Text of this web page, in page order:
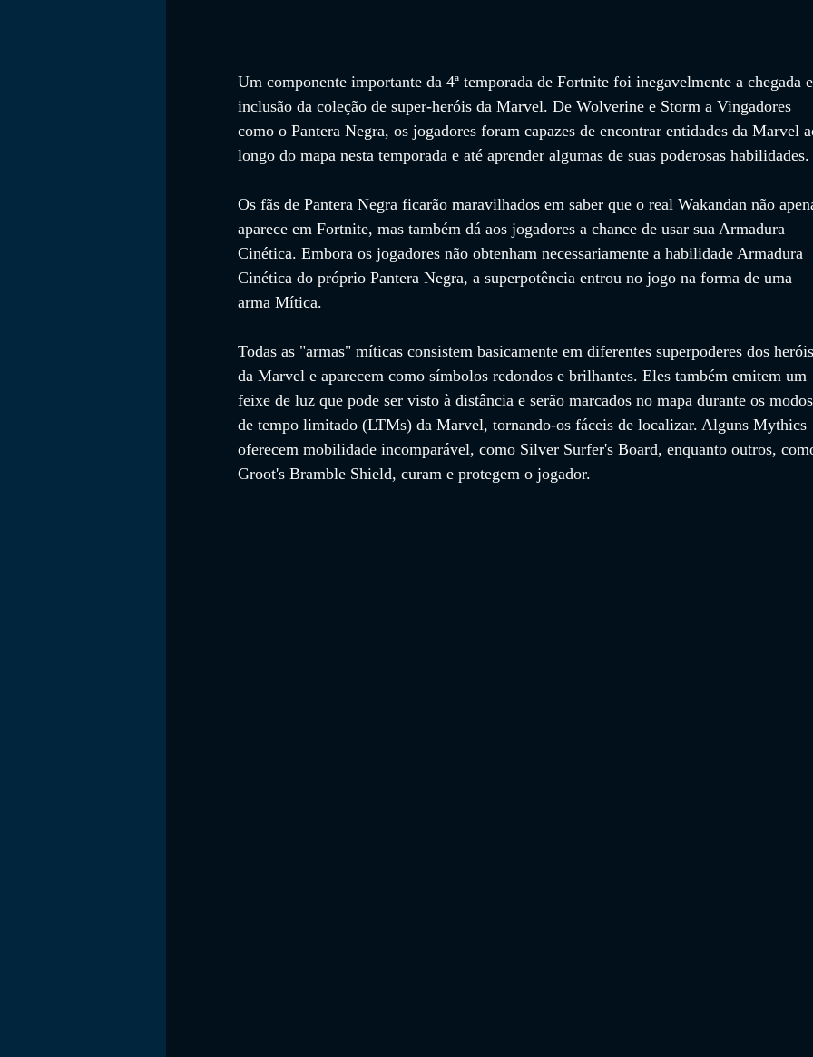
Um componente importante da 4ª temporada de Fortnite foi inegavelmente a chegada
inclusão da coleção de super-heróis da Marvel. De Wolverine e Storm a Vingadores
como o Pantera Negra, os jogadores foram capazes de encontrar entidades da Marvel
longo do mapa nesta temporada e até aprender algumas de suas poderosas habilidades.
Os fãs de Pantera Negra ficarão maravilhados em saber que o real Wakandan não
aparece em Fortnite, mas também dá aos jogadores a chance de usar sua Armadura
Cinética. Embora os jogadores não obtenham necessariamente a habilidade Armadura
Cinética do próprio Pantera Negra, a superpotência entrou no jogo na forma de uma
arma Mítica.
Todas as "armas" míticas consistem basicamente em diferentes superpoderes dos
da Marvel e aparecem como símbolos redondos e brilhantes. Eles também emitem um
feixe de luz que pode ser visto à distância e serão marcados no mapa durante os
de tempo limitado (LTMs) da Marvel, tornando-os fáceis de localizar. Alguns Mythics
oferecem mobilidade incomparável, como Silver Surfer's Board, enquanto outros,
Groot's Bramble Shield, curam e protegem o jogador.